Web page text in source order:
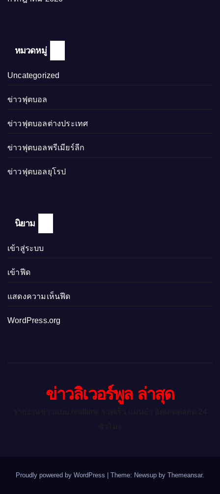
หมวดหมู่
Uncategorized
ข่าวฟุตบอล
ข่าวฟุตบอลต่างประเทศ
ข่าวฟุตบอลพรีเมียร์ลีก
ข่าวฟุตบอลยุโรป
นิยาม
เข้าสู่ระบบ
เข้าฟีด
แสดงความเห็นฟีด
WordPress.org
ข่าวลิเวอร์พูล ล่าสุด
Proudly powered by WordPress Theme: Newsup by Themeansar.